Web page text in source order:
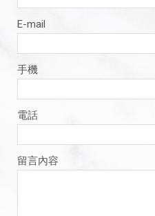
E-mail
手機
電話
留言內容